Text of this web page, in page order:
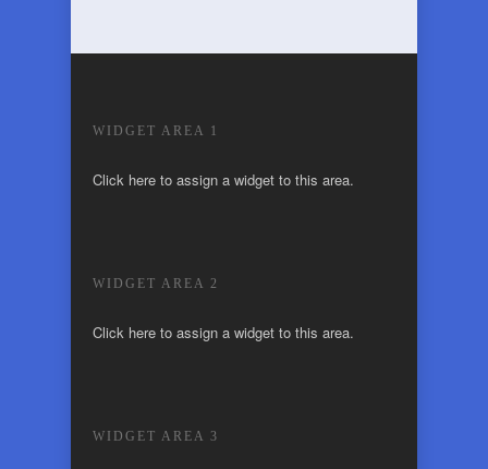
WIDGET AREA 1
Click here to assign a widget to this area.
WIDGET AREA 2
Click here to assign a widget to this area.
WIDGET AREA 3